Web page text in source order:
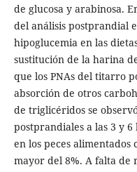
de glucosa y arabinosa.
del análisis postprandial
hipoglucemia en las
sustitución de la harina
que los PNAs del titarro
absorción de otros
de triglicéridos se
postprandiales a las 3 y
en los peces
mayor del 8%. A falta de